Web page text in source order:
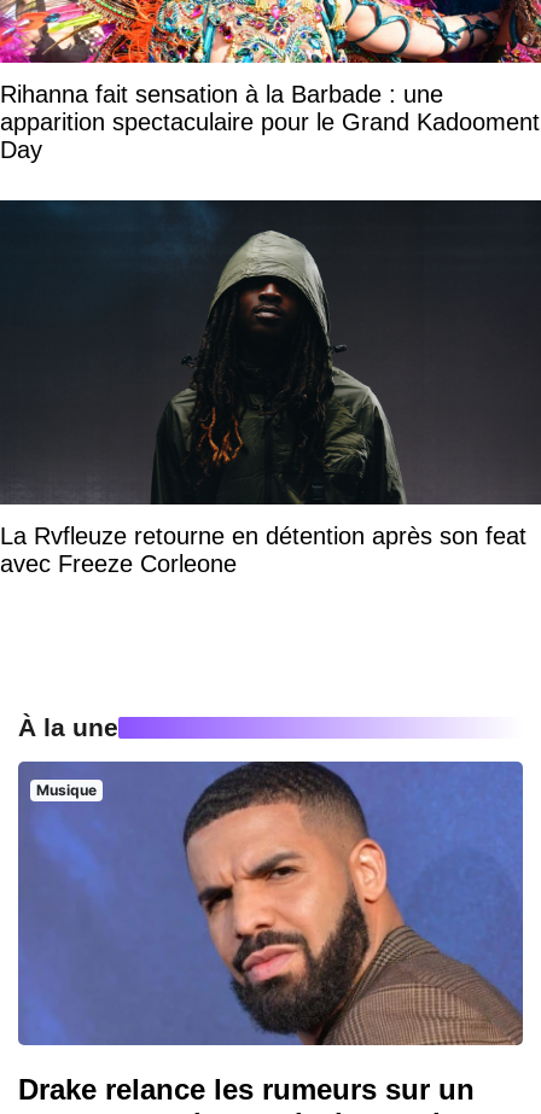
Rihanna fait sensation à la Barbade : une
apparition spectaculaire pour le Grand Kadooment
Day
La Rvfleuze retourne en détention après son feat
avec Freeze Corleone
À la une
Musique
Drake relance les rumeurs sur un